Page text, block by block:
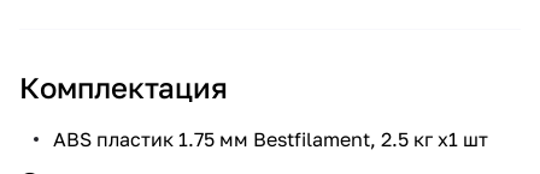
Комплектация
ABS пластик 1.75 мм Bestfilament, 2.5 кг х1 шт